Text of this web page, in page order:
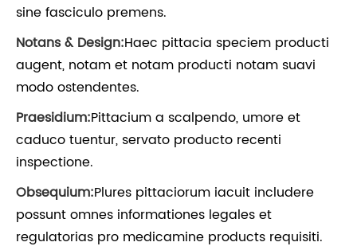
sine fasciculo premens.
Notans & Design:Haec pittacia speciem producti
augent, notam et notam producti notam suavi
modo ostendentes.
Praesidium:Pittacium a scalpendo, umore et
caduco tuentur, servato producto recenti
inspectione.
Obsequium:Plures pittaciorum iacuit includere
possunt omnes informationes legales et
regulatorias pro medicamine products requisiti.